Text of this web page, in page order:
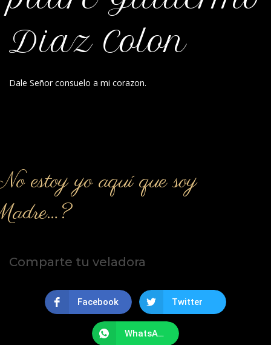
Diaz Colon
Dale Señor consuelo a mi corazon.
estoy yo aquí que soy
Comparte tu veladora
Facebook Twitter
WhatsApp